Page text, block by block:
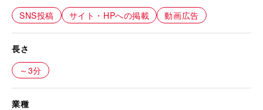
SNS投稿
サイト・HPへの掲載 動画広告
長さ
～3分
業種